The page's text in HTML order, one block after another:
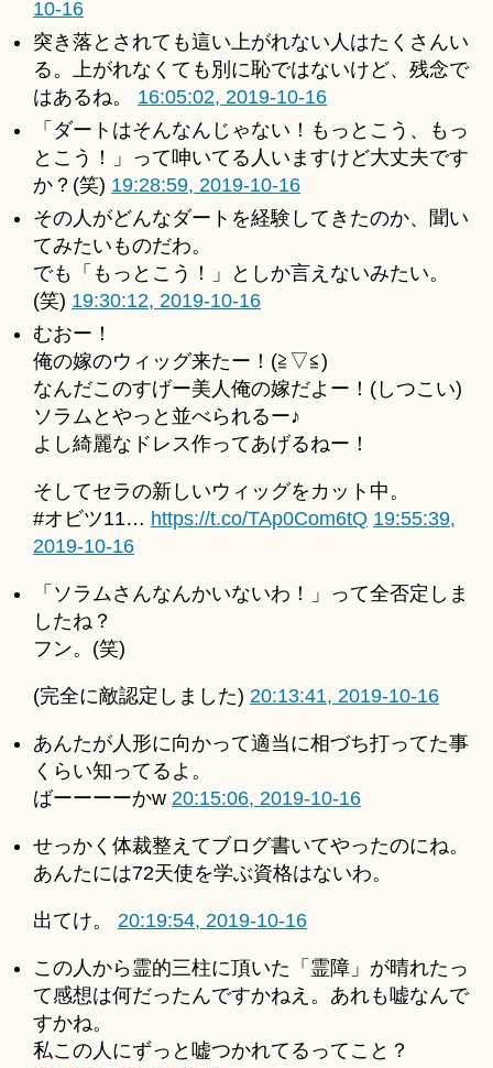
10-16
突き落とされても這い上がれない人はたくさんい
る。上がれなくても別に恥ではないけど、残念で
はあるね。 16:05:02, 2019-10-16
「ダートはそんなんじゃない！もっとこう、もっ
とこう！」って呻いてる人いますけど大丈夫です
か？(笑) 19:28:59, 2019-10-16
その人がどんなダートを経験してきたのか、聞い
てみたいものだわ。
でも「もっとこう！」としか言えないみたい。
(笑) 19:30:12, 2019-10-16
むおー！
俺の嫁のウィッグ来たー！(≧▽≦)
なんだこのすげー美人俺の嫁だよー！(しつこい)
ソラムとやっと並べられるー♪
よし綺麗なドレス作ってあげるねー！
そしてセラの新しいウィッグをカット中。
#オビツ11… https://t.co/TAp0Com6tQ 19:55:39,
2019-10-16
「ソラムさんなんかいないわ！」って全否定しま
したね？
フン。(笑)
(完全に敵認定しました) 20:13:41, 2019-10-16
あんたが人形に向かって適当に相づち打ってた事
くらい知ってるよ。
ばーーーーかw 20:15:06, 2019-10-16
せっかく体裁整えてブログ書いてやったのにね。
あんたには72天使を学ぶ資格はないわ。
出てけ。 20:19:54, 2019-10-16
この人から霊的三柱に頂いた「霊障」が晴れたっ
て感想は何だったんですかねえ。あれも嘘なんで
すかね。
私この人にずっと嘘つかれてるってこと？